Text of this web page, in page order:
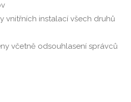
vnitřních instalací všech druhů
včetně odsouhlasení správců